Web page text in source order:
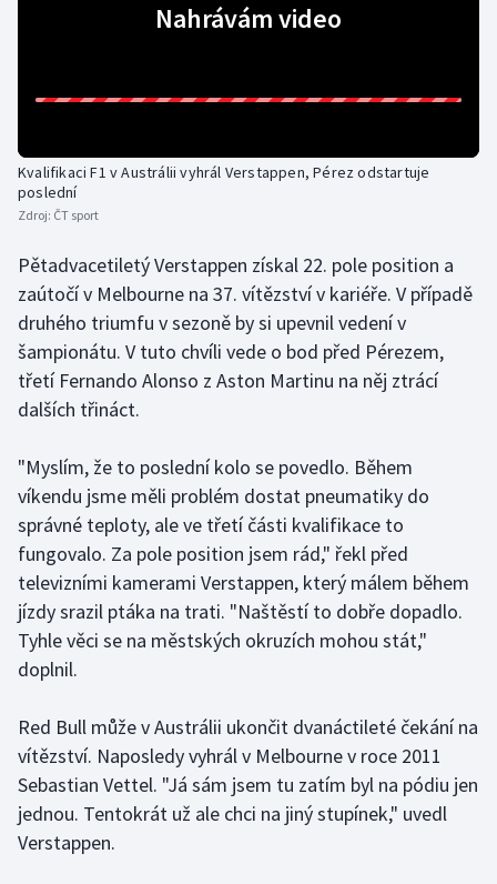
Judo
Krasobruslení
Lezení
Lyže a snowboard
Moderní pětiboj
Motorsport
Olympijské hry
Parasport
Plavání
Plážový volejbal
Ragby
Rychlobruslení
Rychlostní kanoistika
Short track
Sportovní střelba
Nahrávám video
Kvalifikaci F1 v Austrálii vyhrál Verstappen, Pérez odstartuje
poslední
Zdroj: ČT sport
Pětadvacetiletý Verstappen získal 22. pole position a
zaútočí v Melbourne na 37. vítězství v kariéře. V případě
druhého triumfu v sezoně by si upevnil vedení v
šampionátu. V tuto chvíli vede o bod před Pérezem,
třetí Fernando Alonso z Aston Martinu na něj ztrácí
dalších třináct.
"Myslím, že to poslední kolo se povedlo. Během
víkendu jsme měli problém dostat pneumatiky do
správné teploty, ale ve třetí části kvalifikace to
fungovalo. Za pole position jsem rád," řekl před
televizními kamerami Verstappen, který málem během
jízdy srazil ptáka na trati. "Naštěstí to dobře dopadlo.
Tyhle věci se na městských okruzích mohou stát,"
doplnil.
Red Bull může v Austrálii ukončit dvanáctileté čekání na
vítězství. Naposledy vyhrál v Melbourne v roce 2011
Sebastian Vettel. "Já sám jsem tu zatím byl na pódiu jen
jednou. Tentokrát už ale chci na jiný stupínek," uvedl
Verstappen.